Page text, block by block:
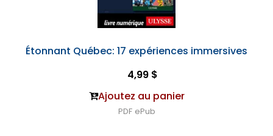
Étonnant Québec: 17 expériences immersives
4,99 $
Ajoutez au panier
PDF ePub